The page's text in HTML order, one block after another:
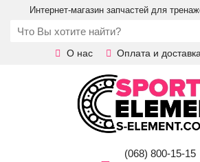
Интернет-магазин запчастей для
О нас Оплата и
(068) 800-15-15